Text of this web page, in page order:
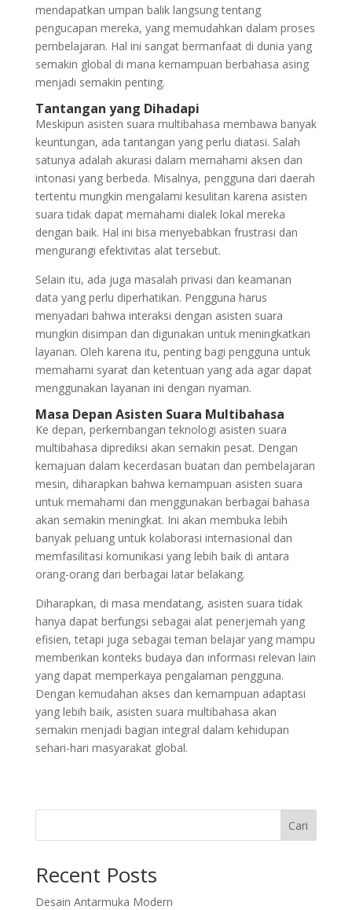
mendapatkan umpan balik langsung tentang
pengucapan mereka, yang memudahkan dalam proses
pembelajaran. Hal ini sangat bermanfaat di dunia yang
semakin global di mana kemampuan berbahasa asing
menjadi semakin penting.
Tantangan yang Dihadapi
Meskipun asisten suara multibahasa membawa banyak
keuntungan, ada tantangan yang perlu diatasi. Salah
satunya adalah akurasi dalam memahami aksen dan
intonasi yang berbeda. Misalnya, pengguna dari daerah
tertentu mungkin mengalami kesulitan karena asisten
suara tidak dapat memahami dialek lokal mereka
dengan baik. Hal ini bisa menyebabkan frustrasi dan
mengurangi efektivitas alat tersebut.
Selain itu, ada juga masalah privasi dan keamanan
data yang perlu diperhatikan. Pengguna harus
menyadari bahwa interaksi dengan asisten suara
mungkin disimpan dan digunakan untuk meningkatkan
layanan. Oleh karena itu, penting bagi pengguna untuk
memahami syarat dan ketentuan yang ada agar dapat
menggunakan layanan ini dengan nyaman.
Masa Depan Asisten Suara Multibahasa
Ke depan, perkembangan teknologi asisten suara
multibahasa diprediksi akan semakin pesat. Dengan
kemajuan dalam kecerdasan buatan dan pembelajaran
mesin, diharapkan bahwa kemampuan asisten suara
untuk memahami dan menggunakan berbagai bahasa
akan semakin meningkat. Ini akan membuka lebih
banyak peluang untuk kolaborasi internasional dan
memfasilitasi komunikasi yang lebih baik di antara
orang-orang dari berbagai latar belakang.
Diharapkan, di masa mendatang, asisten suara tidak
hanya dapat berfungsi sebagai alat penerjemah yang
efisien, tetapi juga sebagai teman belajar yang mampu
memberikan konteks budaya dan informasi relevan lain
yang dapat memperkaya pengalaman pengguna.
Dengan kemudahan akses dan kemampuan adaptasi
yang lebih baik, asisten suara multibahasa akan
semakin menjadi bagian integral dalam kehidupan
sehari-hari masyarakat global.
Cari
Recent Posts
Desain Antarmuka Modern